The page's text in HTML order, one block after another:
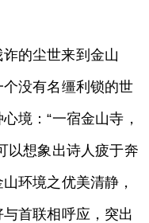
的尘世来到金山
没有名缰利锁的世
境：“一宿金山寺，
以想象出诗人疲于奔
环境之优美清静，
首联相呼应，突出